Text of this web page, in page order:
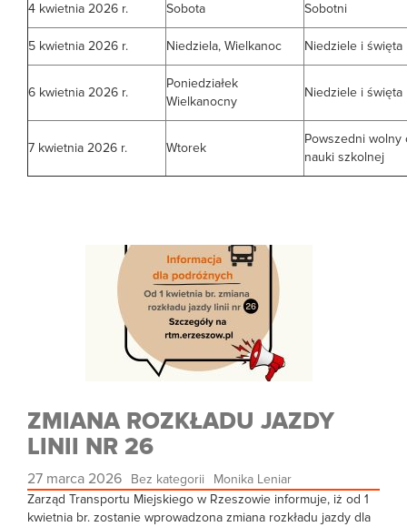
4 kwietnia 2026 r. Sobota Sobotni
5 kwietnia 2026 r. Niedziela, Wielkanoc Niedziele i święta
6 kwietnia 2026 r.
Poniedziałek
Wielkanocny
Niedziele i święta
7 kwietnia 2026 r. Wtorek
Powszedni wolny
nauki szkolnej
ZMIANA ROZKŁADU JAZDY
LINII NR 26
27 marca 2026 Bez kategorii
Monika Leniar
Zarząd Transportu Miejskiego w Rzeszowie informuje, iż od 1
kwietnia br. zostanie wprowadzona zmiana rozkładu jazdy dla